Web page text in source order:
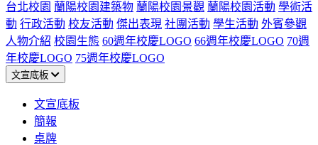
台北校園 蘭陽校園建築物 蘭陽校園景觀 蘭陽校園活動 學術活
動 行政活動 校友活動 傑出表現 社團活動 學生活動 外賓參觀
人物介紹 校園生態 60週年校慶LOGO 66週年校慶LOGO 70週
年校慶LOGO 75週年校慶LOGO
文宣底板
文宣底板
簡報
桌牌